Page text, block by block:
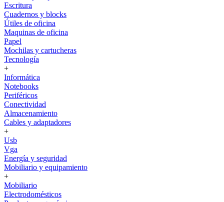
Escritura
Cuadernos y blocks
Útiles de oficina
Maquinas de oficina
Papel
Mochilas y cartucheras
Tecnología
+
Informática
Notebooks
Periféricos
Conectividad
Almacenamiento
Cables y adaptadores
+
Usb
Vga
Energía y seguridad
Mobiliario y equipamiento
+
Mobiliario
Electrodomésticos